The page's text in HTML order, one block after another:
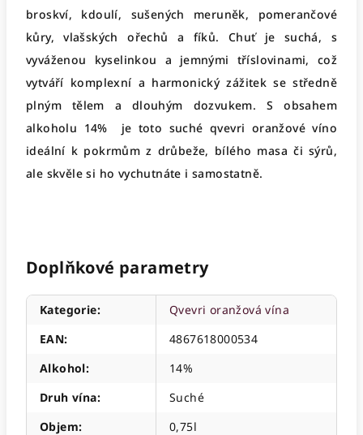
broskví, kdoulí, sušených meruněk, pomerančové
kůry, vlašských ořechů a fíků. Chuť je suchá, s
vyváženou kyselinkou a jemnými tříslovinami, což
vytváří komplexní a harmonický zážitek se středně
plným tělem a dlouhým dozvukem. S obsahem
alkoholu 14% je toto suché qvevri oranžové víno
ideální k pokrmům z drůbeže, bílého masa či sýrů,
ale skvěle si ho vychutnáte i samostatně.
Doplňkové parametry
Kategorie:
Qvevri oranžová vína
EAN:
4867618000534
Alkohol:
14%
Druh vína:
Suché
Objem:
0,75l